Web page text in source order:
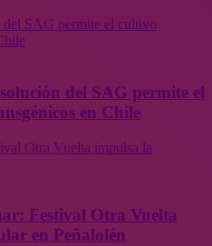
del SAG permite el cultivo
del SAG permite el
en Chile
Otra Vuelta impulsa la
Festival Otra Vuelta
en Peñalolén